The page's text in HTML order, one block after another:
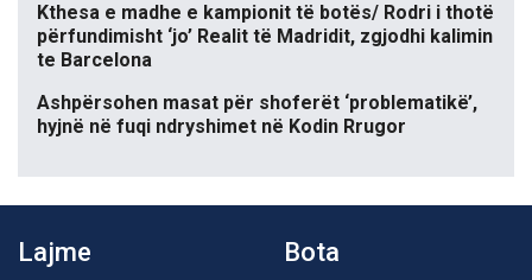
Kthesa e madhe e kampionit të botës/ Rodri i thotë
përfundimisht ‘jo’ Realit të Madridit, zgjodhi kalimin
te Barcelona
Ashpërsohen masat për shoferët ‘problematikë’,
hyjnë në fuqi ndryshimet në Kodin Rrugor
Lajme Bota